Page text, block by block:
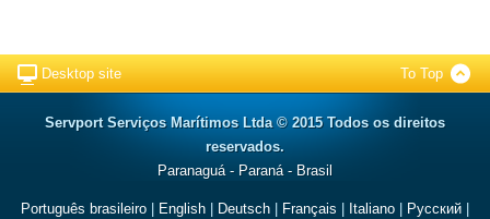
Desktop site To Top
Servport Serviços Marítimos Ltda © 2015 Todos os direitos
reservados.
Paranaguá - Paraná - Brasil
Português brasileiro | English | Deutsch | Français | Italiano | Русский |